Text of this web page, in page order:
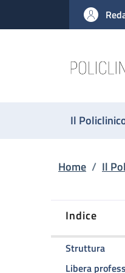
al contenuto principale
to footer content
Il
Home / Il
Indice
Struttura
Libera